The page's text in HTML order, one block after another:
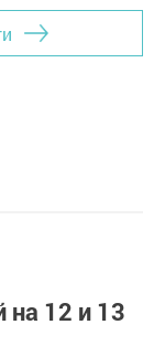
на 12 и 13